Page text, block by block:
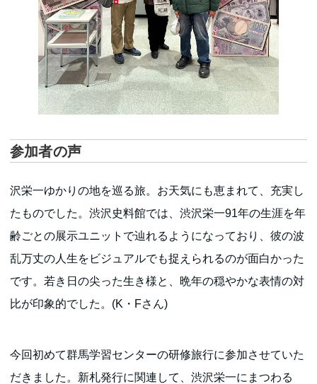
参加者の声
沢栄一ゆかりの地を巡る旅。お天気にも恵まれて、充実し
たものでした。渋沢史料館では、渋沢栄一91年の生涯を年
齢ごとの展示ユニットで辿れるようになっており、彼の波
乱万丈の人生をビジュアルでも捉えられるのが面白かった
です。若き日の尖った生き様と、晩年の穏やかな表情の対
比が印象的でした。(K・Fさん)
今回初めて群馬学習センターの研修旅行に参加させていた
だきました。新札発行に関連して、渋沢栄一にまつわる